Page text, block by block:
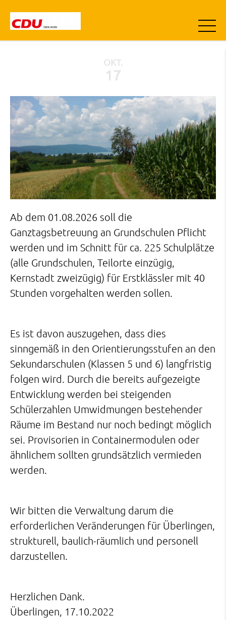
OKT.
17
Ab dem 01.08.2026 soll die
Ganztagsbetreuung an Grundschulen Pflicht
werden und im Schnitt für ca. 225 Schulplätze
(alle Grundschulen, Teilorte einzügig,
Kernstadt zweizügig) für Erstklässler mit 40
Stunden vorgehalten werden sollen.
Es ist davon auszugehen, dass dies
sinngemäß in den Orientierungsstufen an den
Sekundarschulen (Klassen 5 und 6) langfristig
folgen wird. Durch die bereits aufgezeigte
Entwicklung werden bei steigenden
Schülerzahlen Umwidmungen bestehender
Räume im Bestand nur noch bedingt möglich
sei. Provisorien in Containermodulen oder
ähnlichem sollten grundsätzlich vermieden
werden.
Wir bitten die Verwaltung darum die
erforderlichen Veränderungen für Überlingen,
strukturell, baulich-räumlich und personell
darzustellen.
Herzlichen Dank.
Überlingen, 17.10.2022